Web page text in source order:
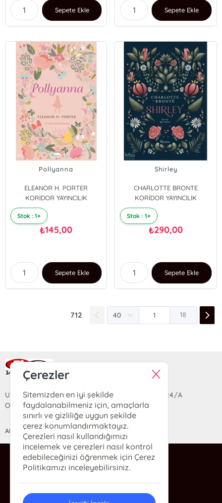
Sepete Ekle Sepete Ekle
Pollyanna
ELEANOR H. PORTER
KORİDOR YAYINCILIK
Stok : 1+
₺145,00
Sepete Ekle
Shirley
CHARLOTTE BRONTE
KORİDOR YAYINCILIK
Stok : 1+
₺290,00
Sepete Ekle
712 18
Ra Yayın Kitabevi
Uzun Sokak Saray Çarşısı Lara Sineması Girişi No:4/A
Ortahisar/TRABZON
ANASAYFA YARDIM İLETİŞİM
ra@rakitap.com
0(462) 326 49 71
Çerezler
Sitemizden en iyi şekilde
faydalanabilmeniz için, amaçlarla
sınırlı ve gizliliğe uygun şekilde
çerez konumlandırmaktayız.
Çerezleri nasıl kullandığımızı
incelemek ve çerezleri nasıl kontrol
edebileceğinizi öğrenmek için Çerez
Politikamızı inceleyebilirsiniz.